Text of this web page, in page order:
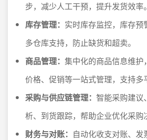
步，减少人工干预，提升发货效率。
库存管理： 实时库存监控，库存预
多仓库支持，防止缺货和超卖。
商品管理： 集中化的商品信息维护
价格、促销等一站式管理，支持多
采购与供应链管理： 智能采购建议
析、到货跟踪，帮助企业优化采购
财务与对账： 自动化收支对账、